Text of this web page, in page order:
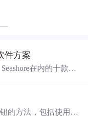
件方案
在内的十款免
方案。
的方法，包括使用P